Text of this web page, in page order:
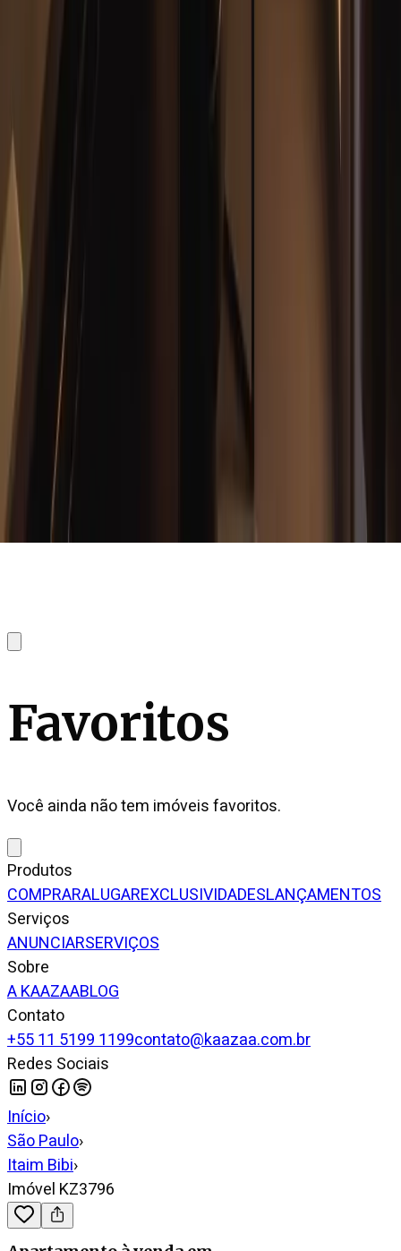
Favoritos
Você ainda não tem imóveis favoritos.
Produtos
COMPRARALUGAREXCLUSIVIDADESLANÇAMENTOS
Serviços
ANUNCIARSERVIÇOS
Sobre
A KAAZAABLOG
Contato
+55 11 5199 1199contato@kaazaa.com.br
Redes Sociais
Início›
São Paulo›
Itaim Bibi›
Imóvel KZ3796